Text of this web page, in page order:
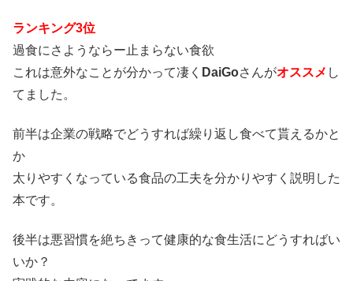
ランキング3位
過食にさようならー止まらない食欲
これは意外なことが分かって凄く DaiGoさんがオススメ し
てました。
前半は企業の戦略でどうすれば繰り返し食べて貰えるかと
か
太りやすくなっている食品の工夫を分かりやすく説明した
本です。
後半は悪習慣を絶ちきって健康的な食生活にどうすればい
いか？